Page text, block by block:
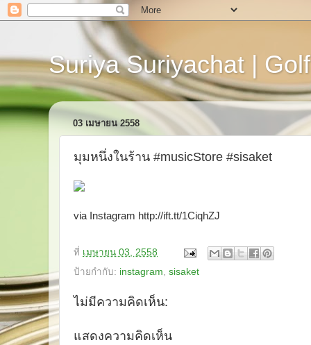
Suriya Suriyachat | Golf
03 เมษายน 2558
มุมหนึ่งในร้าน #musicStore #sisaket
via Instagram http://ift.tt/1CiqhZJ
ที่ เมษายน 03, 2558
ป้ายกำกับ: instagram sisaket
ไม่มีความคิดเห็น:
แสดงความคิดเห็น